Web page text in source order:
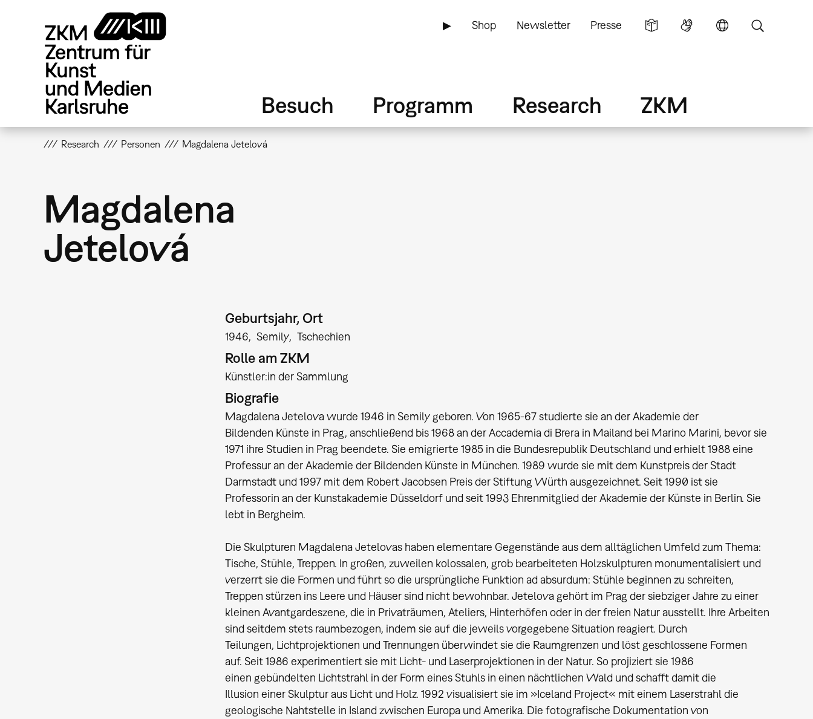
▶ Shop Newsletter Presse
Besuch Programm Research ZKM
Research Personen Magdalena Jetelová
Magdalena
Jetelová
Geburtsjahr, Ort
1946 Semily Tschechien
Rolle am ZKM
Künstler:in der Sammlung
Biografie
Magdalena Jetelova wurde 1946 in Semily geboren. Von 1965-67 studierte sie an der Akademie der
Bildenden Künste in Prag, anschließend bis 1968 an der Accademia di Brera in Mailand bei Marino Marini, bevor sie
1971 ihre Studien in Prag beendete. Sie emigrierte 1985 in die Bundesrepublik Deutschland und erhielt 1988 eine
Professur an der Akademie der Bildenden Künste in München. 1989 wurde sie mit dem Kunstpreis der Stadt
Darmstadt und 1997 mit dem Robert Jacobsen Preis der Stiftung Würth ausgezeichnet. Seit 1990 ist sie
Professorin an der Kunstakademie Düsseldorf und seit 1993 Ehrenmitglied der Akademie der Künste in Berlin. Sie
lebt in Bergheim.
Die Skulpturen Magdalena Jetelovas haben elementare Gegenstände aus dem alltäglichen Umfeld zum Thema:
Tische, Stühle, Treppen. In großen, zuweilen kolossalen, grob bearbeiteten Holzskulpturen monumentalisiert und
verzerrt sie die Formen und führt so die ursprüngliche Funktion ad absurdum: Stühle beginnen zu schreiten,
Treppen stürzen ins Leere und Häuser sind nicht bewohnbar. Jetelova gehört im Prag der siebziger Jahre zu einer
kleinen Avantgardeszene, die in Privaträumen, Ateliers, Hinterhöfen oder in der freien Natur ausstellt. Ihre Arbeiten
sind seitdem stets raumbezogen, indem sie auf die jeweils vorgegebene Situation reagiert. Durch
Teilungen, Lichtprojektionen und Trennungen überwindet sie die Raumgrenzen und löst geschlossene Formen
auf. Seit 1986 experimentiert sie mit Licht- und Laserprojektionen in der Natur. So projiziert sie 1986
einen gebündelten Lichtstrahl in der Form eines Stuhls in einen nächtlichen Wald und schafft damit die
Illusion einer Skulptur aus Licht und Holz. 1992 visualisiert sie im »Iceland Project« mit einem Laserstrahl die
geologische Nahtstelle in Island zwischen Europa und Amerika. Die fotografische Dokumentation von